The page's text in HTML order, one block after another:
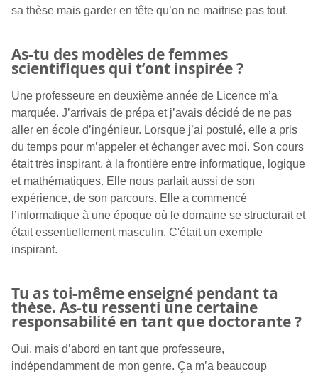
sa thèse mais garder en tête qu’on ne maitrise pas tout.
As-tu des modèles de femmes
scientifiques qui t’ont inspirée ?
Une professeure en deuxième année de Licence m’a
marquée. J’arrivais de prépa et j’avais décidé de ne pas
aller en école d’ingénieur. Lorsque j’ai postulé, elle a pris
du temps pour m’appeler et échanger avec moi. Son cours
était très inspirant, à la frontière entre informatique, logique
et mathématiques. Elle nous parlait aussi de son
expérience, de son parcours. Elle a commencé
l’informatique à une époque où le domaine se structurait et
était essentiellement masculin. C'était un exemple
inspirant.
Tu as toi-même enseigné pendant ta
thèse. As-tu ressenti une certaine
responsabilité en tant que doctorante ?
Oui, mais d’abord en tant que professeure,
indépendamment de mon genre. Ça m’a beaucoup